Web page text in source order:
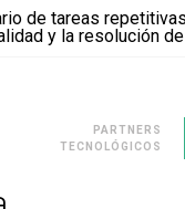
de tareas
y la resolución
PARTNERS
TECNOLÓGICOS